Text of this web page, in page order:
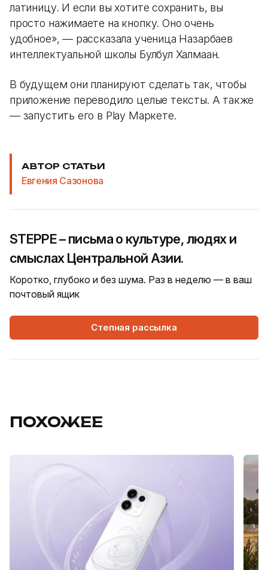
латиницу. И если вы хотите сохранить, вы
просто нажимаете на кнопку. Оно очень
удобное», — рассказала ученица Назарбаев
интеллектуальной школы Булбул Халмаан.
В будущем они планируют сделать так, чтобы
приложение переводило целые тексты. А также
— запустить его в Play Маркете.
АВТОР СТАТЬИ
Евгения Сазонова
STEPPE – письма о культуре, людях и
смыслах Центральной Азии.
Коротко, глубоко и без шума. Раз в неделю — в ваш
почтовый ящик
Степная рассылка
ПОХОЖЕЕ